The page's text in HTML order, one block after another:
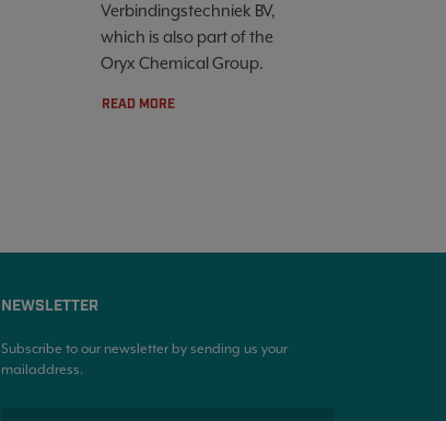
Verbindingstechniek BV,
which is also part of the
Oryx Chemical Group.
READ MORE
NEWSLETTER
Subscribe to our newsletter by sending us your
mailaddress.